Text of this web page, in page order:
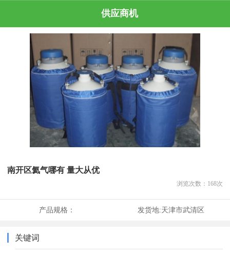
供应商机
南开区氦气哪有 量大从优
浏览次数： 168次
产品规格： 发货地:天津市武清区
关键词